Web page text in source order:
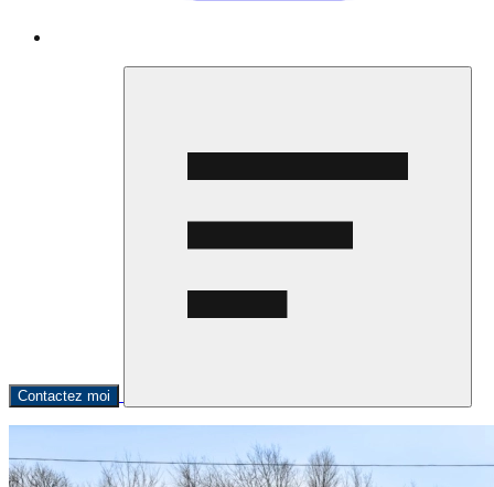
Contactez moi